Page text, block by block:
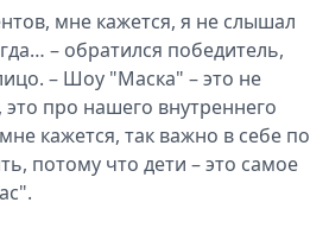
мне кажется, я не слышал
– обратился победитель,
– Шоу "Маска" – это не
про нашего внутреннего
кажется, так важно в себе по
потому что дети – это самое